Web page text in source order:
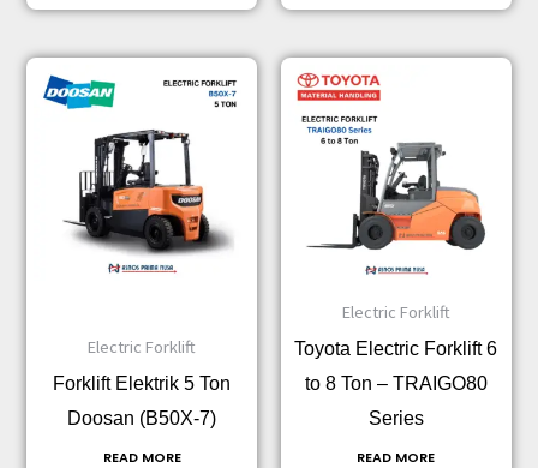
Electric Forklift
Forklift Elektrik 5 Ton
Doosan (B50X-7)
READ MORE
Electric Forklift
Toyota Electric Forklift 6
to 8 Ton – TRAIGO80
Series
READ MORE